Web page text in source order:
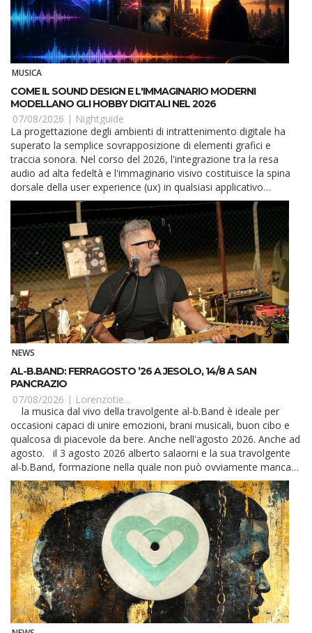
MUSICA
COME IL SOUND DESIGN E L'IMMAGINARIO MODERNI
MODELLANO GLI HOBBY DIGITALI NEL 2026
07/08/2026 | Nightguide
La progettazione degli ambienti di intrattenimento digitale ha
superato la semplice sovrapposizione di elementi grafici e
traccia sonora. Nel corso del 2026, l'integrazione tra la resa
audio ad alta fedeltà e l'immaginario visivo costituisce la spina
dorsale della user experience (ux) in qualsiasi applicativo
interattivo. L'attenzione de...
NEWS
AL-B.BAND: FERRAGOSTO ’26 A JESOLO, 14/8 A SAN
PANCRAZIO
07/08/2026 | Lorenzotie...
occasioni capaci di unire emozioni, brani musicali, buon cibo e
qualcosa di piacevole da bere. Anche nell'agosto 2026. Anche ad
agosto. il 3 agosto 2026 alberto salaorni e la sua travolgente
al-b.Band, formazione nella quale non può ovviamente mancare
il basso en...